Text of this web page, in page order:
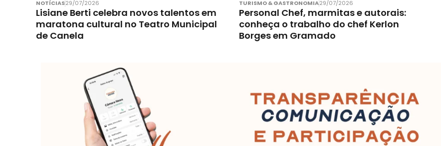
NOTÍCIAS29/07/2026
Lisiane Berti celebra novos talentos em
maratona cultural no Teatro Municipal
de Canela
TURISMO & GASTRONOMIA29/07/2026
Personal Chef, marmitas e autorais:
conheça o trabalho do chef Kerlon
Borges em Gramado